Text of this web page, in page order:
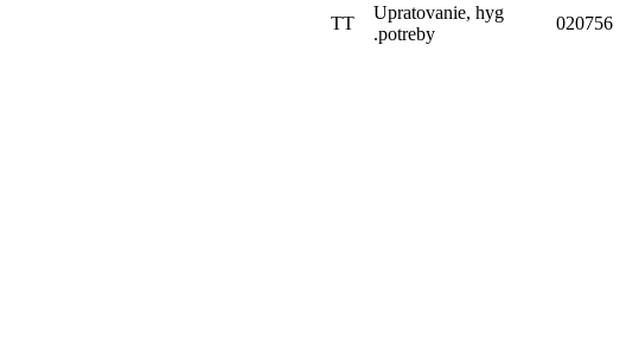
TT
Upratovanie, hyg
.potreby
020756